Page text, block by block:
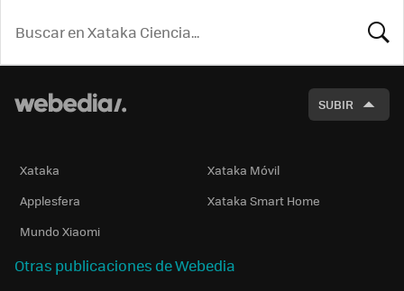
SUBIR
Xataka
Xataka Móvil
Applesfera
Xataka Smart Home
Mundo Xiaomi
Otras publicaciones de Webedia